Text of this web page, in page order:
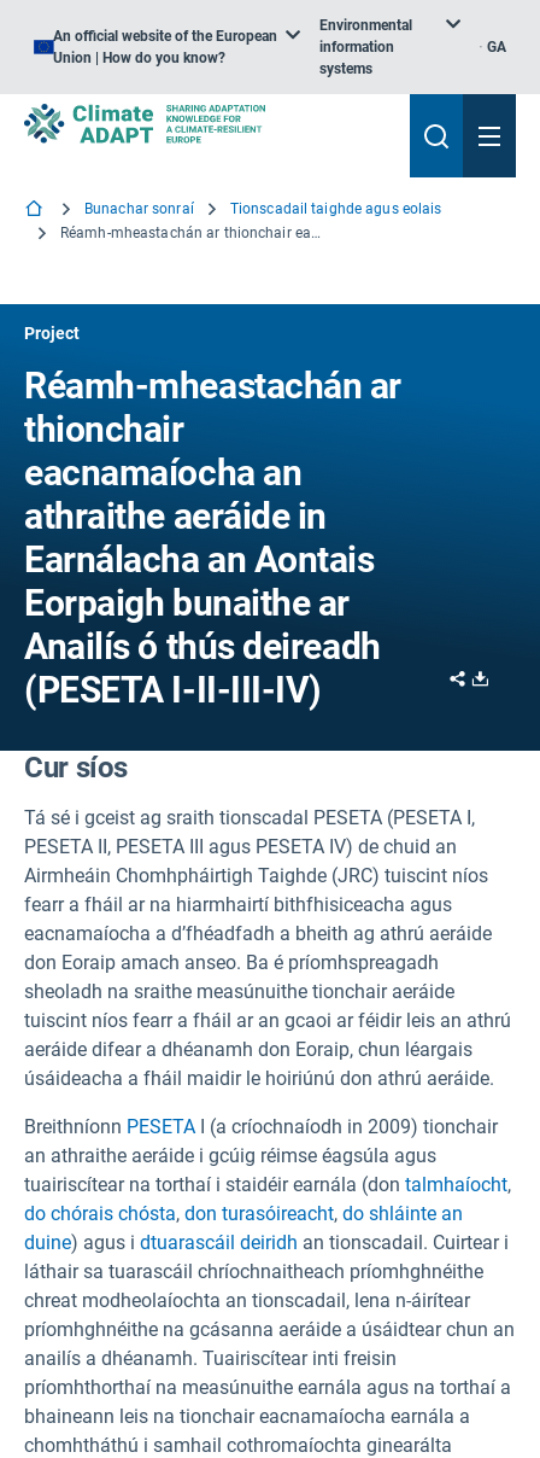
An official website of the European
Union | How do you know?
Environmental
information
systems
GA
Bunachar sonraí
Tionscadail taighde agus eolais
Réamh-mheastachán ar thionchair eacnamaíocha an athraithe aeráide in Earnálacha an Aontais Eorpaigh bunaithe ar Anailís ó thús deireadh
Project
Réamh-mheastachán ar
thionchair
eacnamaíocha an
athraithe aeráide in
Earnálacha an Aontais
Eorpaigh bunaithe ar
Anailís ó thús deireadh
(PESETA I-II-III-IV)
Share
Cur síos
Tá sé i gceist ag sraith tionscadal PESETA (PESETA I,
PESETA II, PESETA III agus PESETA IV) de chuid an
Airmheáin Chomhpháirtigh Taighde (JRC) tuiscint níos
fearr a fháil ar na hiarmhairtí bithfhisiceacha agus
eacnamaíocha a d’fhéadfadh a bheith ag athrú aeráide
don Eoraip amach anseo. Ba é príomhspreagadh
sheoladh na sraithe measúnuithe tionchair aeráide
tuiscint níos fearr a fháil ar an gcaoi ar féidir leis an athrú
aeráide difear a dhéanamh don Eoraip, chun léargais
úsáideacha a fháil maidir le hoiriúnú don athrú aeráide.
Breithníonn PESETA I (a críochnaíodh in 2009) tionchair
an athraithe aeráide i gcúig réimse éagsúla agus
tuairiscítear na torthaí i staidéir earnála (don talmhaíocht,
do chórais chósta, don turasóireacht, do shláinte an
duine) agus i dtuarascáil deiridh an tionscadail. Cuirtear i
láthair sa tuarascáil chríochnaitheach príomhghnéithe
chreat modheolaíochta an tionscadail, lena n-áirítear
príomhghnéithe na gcásanna aeráide a úsáidtear chun an
anailís a dhéanamh. Tuairiscítear inti freisin
príomhthorthaí na measúnuithe earnála agus na torthaí a
bhaineann leis na tionchair eacnamaíocha earnála a
chomhtháthú i samhail cothromaíochta ginearálta